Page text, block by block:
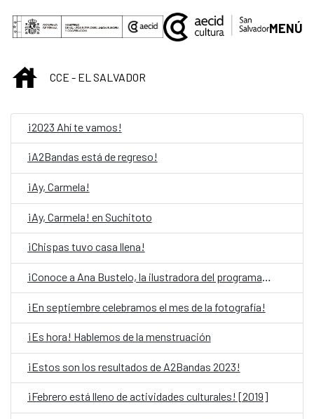
Skip to Main Content
MENÚ
INICIOCCE - EL SALVADOR
¡2023 Ahí te vamos!
¡A2Bandas está de regreso!
¡Ay, Carmela!
¡Ay, Carmela! en Suchitoto
¡Chispas tuvo casa llena!
¡Conoce a Ana Bustelo, la ilustradora del programa 2021!
¡En septiembre celebramos el mes de la fotografía!
¡Es hora! Hablemos de la menstruación
¡Estos son los resultados de A2Bandas 2023!
¡Febrero está lleno de actividades culturales! [2019]